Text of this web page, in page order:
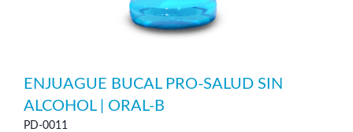
ENJUAGUE BUCAL PRO-SALUD SIN
ALCOHOL | ORAL-B
PD-0011